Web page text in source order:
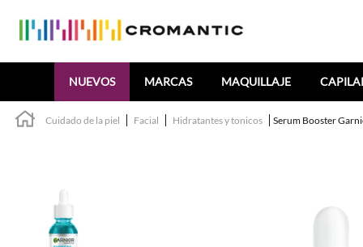
NUEVOS MARCAS MAQUILLAJE
Cuidado de la piel Facial Hidratantes y tonicos Serum Booster